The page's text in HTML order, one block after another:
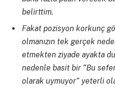
belirttim.
Fakat pozisyon korkunç
olmanızın tek gerçek
etmekten ziyade ayakta
nedenle basit bir “Bu
olarak uymuyor” yeterli